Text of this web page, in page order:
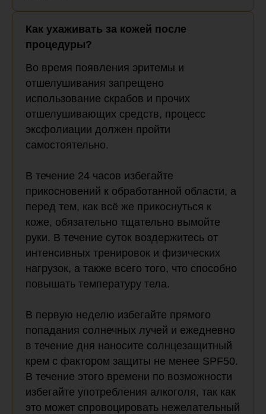
Как ухаживать за кожей после
процедуры?
Во время появления эритемы и
отшелушивания запрещено
использование скрабов и прочих
отшелушивающих средств, процесс
эксфолиации должен пройти
самостоятельно.
В течение 24 часов избегайте
прикосновений к обработанной области, а
перед тем, как всё же прикоснуться к
коже, обязательно тщательно вымойте
руки. В течение суток воздержитесь от
интенсивных тренировок и физических
нагрузок, а также всего того, что способно
повышать температуру тела.
В первую неделю избегайте прямого
попадания солнечных лучей и ежедневно
в течение дня наносите солнцезащитный
крем с фактором защиты не менее SPF50.
В течение этого времени по возможности
избегайте употребления алкоголя, так как
это может спровоцировать нежелательный